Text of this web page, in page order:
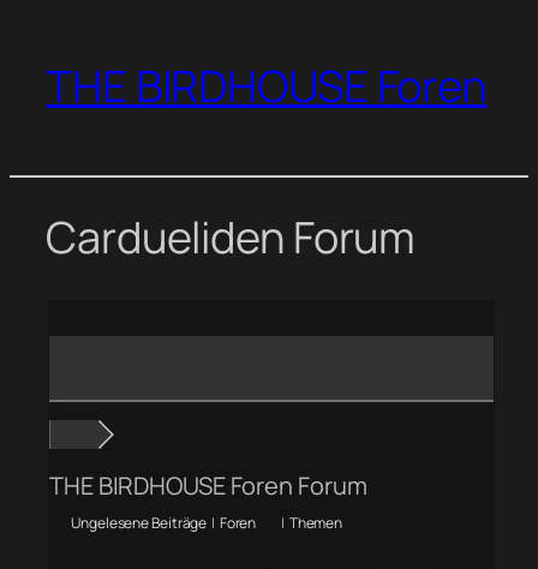
springen
THE BIRDHOUSE Foren
Cardueliden Forum
THE BIRDHOUSE Foren Forum
Ungelesene Beiträge | Foren | Themen